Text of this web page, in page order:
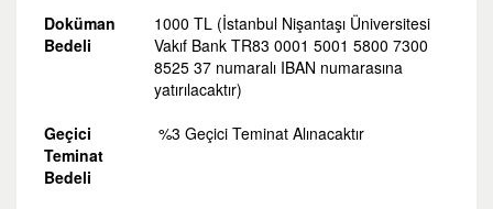
Doküman
Bedeli
1000 TL (İstanbul Nişantaşı Üniversitesi
Vakıf Bank TR83 0001 5001 5800 7300
8525 37 numaralı IBAN numarasına
yatırılacaktır)
Geçici
Teminat
Bedeli
%3 Geçici Teminat Alınacaktır